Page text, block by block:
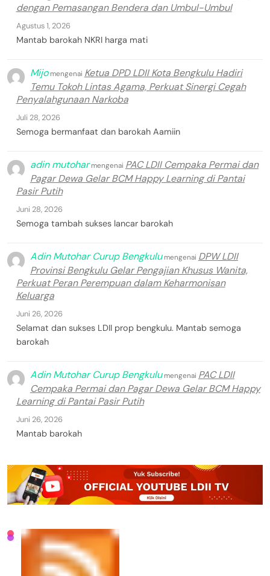
dengan Pemasangan Bendera dan Umbul-Umbul
Agustus 1, 2026
Mantab barokah NKRI harga mati
Mijomengenai Ketua DPD LDII Kota Bengkulu Hadiri
Temu Tokoh Lintas Agama, Perkuat Sinergi Cegah
Penyalahgunaan Narkoba
Juli 28, 2026
Semoga bermanfaat dan barokah Aamiin
adin mutoharmengenai PAC LDII Cempaka Permai dan
Pagar Dewa Gelar BCM Happy Learning di Pantai
Pasir Putih
Juni 28, 2026
Semoga tambah sukses lancar barokah
Adin Mutohar Curup Bengkulumengenai DPW LDII
Provinsi Bengkulu Gelar Pengajian Khusus Wanita,
Perkuat Peran Perempuan dalam Keharmonisan
Keluarga
Juni 26, 2026
Selamat dan sukses LDII prop bengkulu. Mantab semoga
barokah
Adin Mutohar Curup Bengkulumengenai PAC LDII
Cempaka Permai dan Pagar Dewa Gelar BCM Happy
Learning di Pantai Pasir Putih
Juni 26, 2026
Mantab barokah